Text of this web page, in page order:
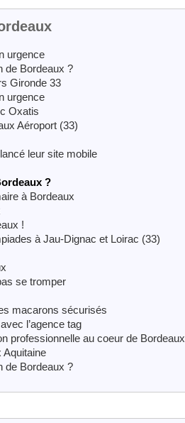
urgence
de Bordeaux ?
Gironde 33
urgence
Oxatis
Aéroport (33)
leur site mobile
?
à Bordeaux
!
à Jau-Dignac et Loirac (33)
se tromper
macarons sécurisés
l’agence tag
professionnelle au coeur de Bordeaux
Aquitaine
de Bordeaux ?